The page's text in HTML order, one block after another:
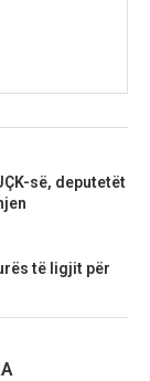
së, deputetët
të ligjit për